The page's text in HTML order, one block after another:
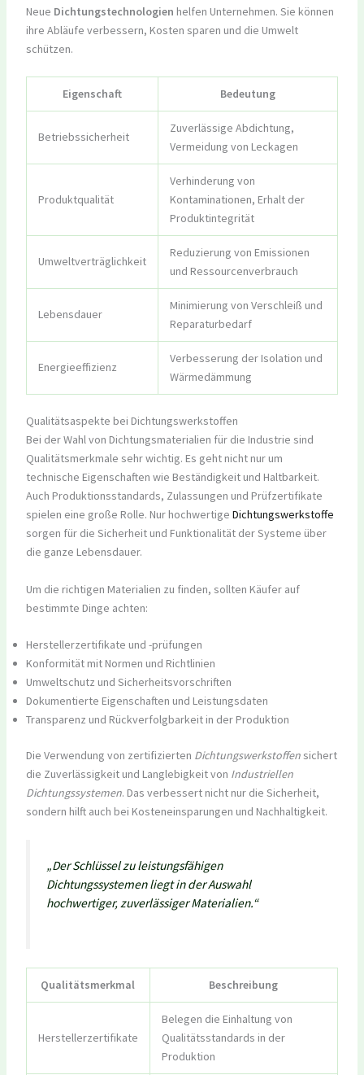
Neue Dichtungstechnologien helfen Unternehmen. Sie können
ihre Abläufe verbessern, Kosten sparen und die Umwelt
schützen.
Eigenschaft Bedeutung
Betriebssicherheit
Zuverlässige Abdichtung,
Vermeidung von Leckagen
Produktqualität
Verhinderung von
Kontaminationen, Erhalt der
Produktintegrität
Umweltverträglichkeit
Reduzierung von Emissionen
und Ressourcenverbrauch
Lebensdauer
Minimierung von Verschleiß und
Reparaturbedarf
Energieeffizienz
Verbesserung der Isolation und
Wärmedämmung
Qualitätsaspekte bei Dichtungswerkstoffen
Bei der Wahl von Dichtungsmaterialien für die Industrie sind
Qualitätsmerkmale sehr wichtig. Es geht nicht nur um
technische Eigenschaften wie Beständigkeit und Haltbarkeit.
Auch Produktionsstandards, Zulassungen und Prüfzertifikate
spielen eine große Rolle. Nur hochwertige Dichtungswerkstoffe
sorgen für die Sicherheit und Funktionalität der Systeme über
die ganze Lebensdauer.
Um die richtigen Materialien zu finden, sollten Käufer auf
bestimmte Dinge achten:
Herstellerzertifikate und -prüfungen
Konformität mit Normen und Richtlinien
Umweltschutz und Sicherheitsvorschriften
Dokumentierte Eigenschaften und Leistungsdaten
Transparenz und Rückverfolgbarkeit in der Produktion
Die Verwendung von zertifizierten Dichtungswerkstoffensichert
die Zuverlässigkeit und Langlebigkeit von Industriellen
Dichtungssystemen. Das verbessert nicht nur die Sicherheit,
sondern hilft auch bei Kosteneinsparungen und Nachhaltigkeit.
„Der Schlüssel zu leistungsfähigen
Dichtungssystemen liegt in der Auswahl
hochwertiger, zuverlässiger Materialien.“
Qualitätsmerkmal Beschreibung
Herstellerzertifikate
Belegen die Einhaltung von
Qualitätsstandards in der
Produktion